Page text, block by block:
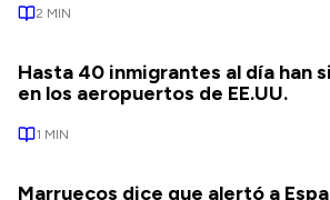
2 MIN
Hasta 40 inmigrantes al día han
en los aeropuertos de EE.UU.
1 MIN
Marruecos dice que alertó a